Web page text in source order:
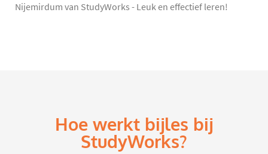
Nijemirdum van StudyWorks - Leuk en effectief leren!
Hoe werkt bijles bij
StudyWorks?